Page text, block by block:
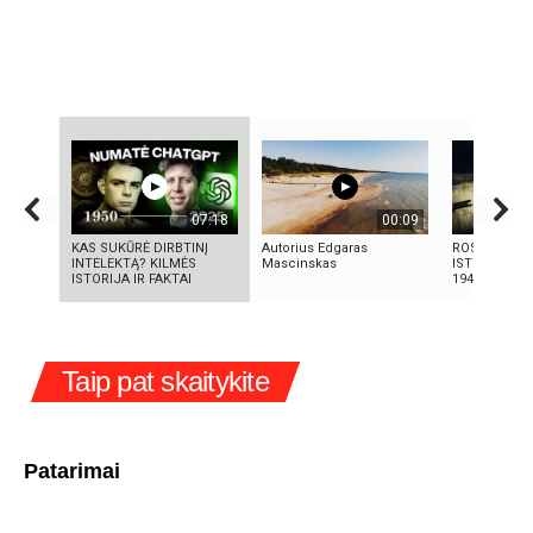
07:18
KAS SUKŪRĖ DIRBTINĮ
INTELEKTĄ? KILMĖS
ISTORIJA IR FAKTAI
00:09
Autorius Edgaras
Mascinskas
ROSVELO
ISTORIJA:
1947-
Taip pat skaitykite
Patarimai